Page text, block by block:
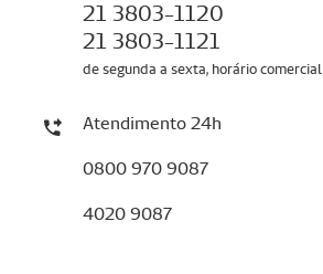
21 3803-1120
21 3803-1121
de segunda a sexta, horário comercial
Atendimento 24h
0800 970 9087
4020 9087